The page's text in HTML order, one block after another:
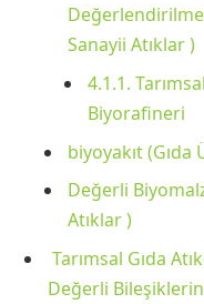
Sanayii Atıklar )
4.1.1.
Biyorafineri
biyoyakıt (Gıda
Değerli
Atıklar )
Tarımsal Gıda
Değerli